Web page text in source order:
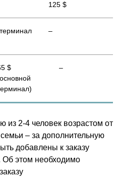
125 $
–
$
–
из 2-4 человек возрастом от
– за дополнительную
добавлены к заказу
Об этом необходимо